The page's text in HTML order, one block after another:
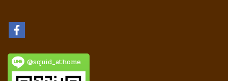
@squid_athome